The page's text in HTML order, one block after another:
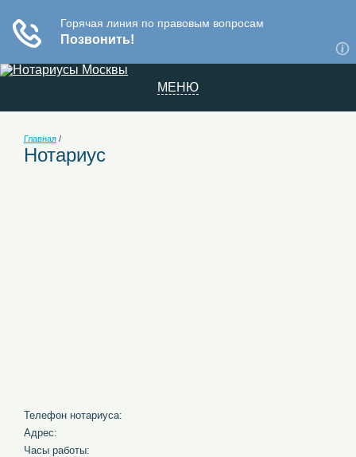
МЕНЮ
Главная /
Нотариус
Телефон нотариуса:
Адрес:
Часы работы: